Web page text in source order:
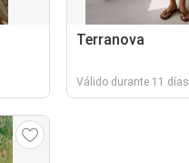
Terranova
Válido durante 11 días